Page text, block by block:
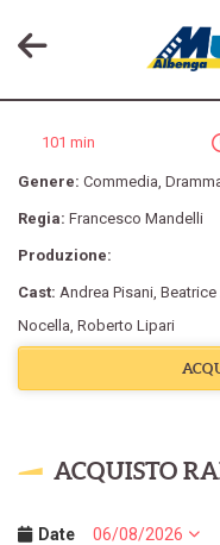
CENA DI
101 min
Genere: Commedia,
Regia: Francesco Mandelli
Produzione:
Cast: Andrea Pisani, Beatrice
Nocella, Roberto Lipari
ACQUISTO
Date